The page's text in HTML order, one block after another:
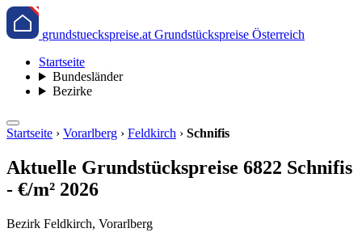
grundstueckspreise.at Grundstückspreise Österreich
Startseite
Bundesländer
Bezirke
Startseite › Vorarlberg › Feldkirch › Schnifis
Aktuelle Grundstückspreise 6822 Schnifis
- €/m² 2026
Bezirk Feldkirch, Vorarlberg